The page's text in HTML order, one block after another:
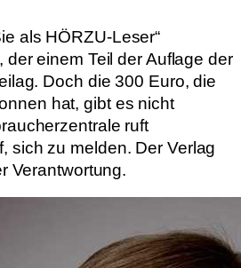
als HÖRZU-Leser“
einem Teil der Auflage der
Doch die 300 Euro, die
hat, gibt es nicht
ruft
sich zu melden. Der Verlag
Verantwortung.